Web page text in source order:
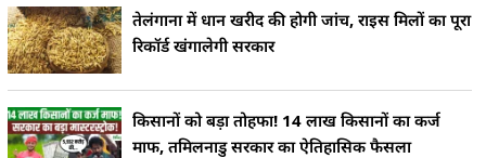
तेलंगाना में धान खरीद की होगी जांच, राइस मिलों का पूरा
रिकॉर्ड खंगालेगी सरकार
किसानों को बड़ा तोहफा! 14 लाख किसानों का कर्ज
माफ, तमिलनाडु सरकार का ऐतिहासिक फैसला